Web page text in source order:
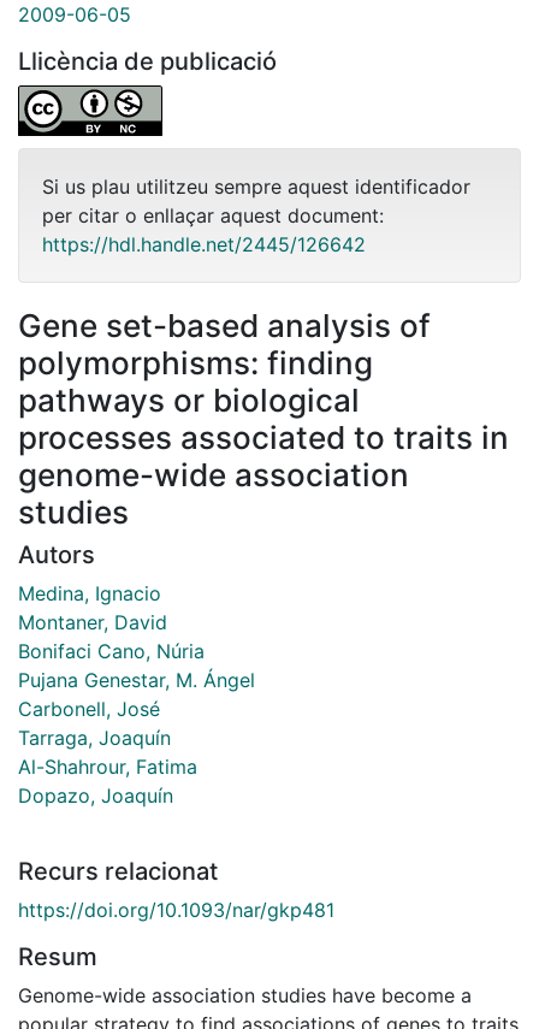
2009-06-05
Llicència de publicació
Si us plau utilitzeu sempre aquest identificador
per citar o enllaçar aquest document:
https://hdl.handle.net/2445/126642
Gene set-based analysis of
polymorphisms: finding
pathways or biological
processes associated to traits in
genome-wide association
studies
Autors
Medina, Ignacio
Montaner, David
Bonifaci Cano, Núria
Pujana Genestar, M. Ángel
Carbonell, José
Tarraga, Joaquín
Al-Shahrour, Fatima
Dopazo, Joaquín
Recurs relacionat
https://doi.org/10.1093/nar/gkp481
Resum
Genome-wide association studies have become a
popular strategy to find associations of genes to traits